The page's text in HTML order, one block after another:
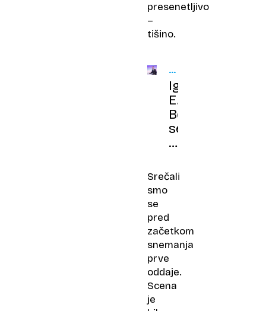
presenetljivo
–
tišino.
RTV
SLOVENIJA
Igor
E.
Bergant
se
poslavlja
Odmevov
Srečali
smo
se
pred
začetkom
snemanja
prve
oddaje.
Scena
je